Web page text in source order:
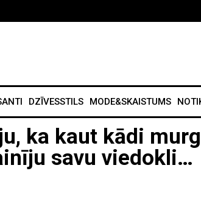
DZĪVESSTILS MODE&SKAISTUMS
ka kaut kādi
savu viedokli…